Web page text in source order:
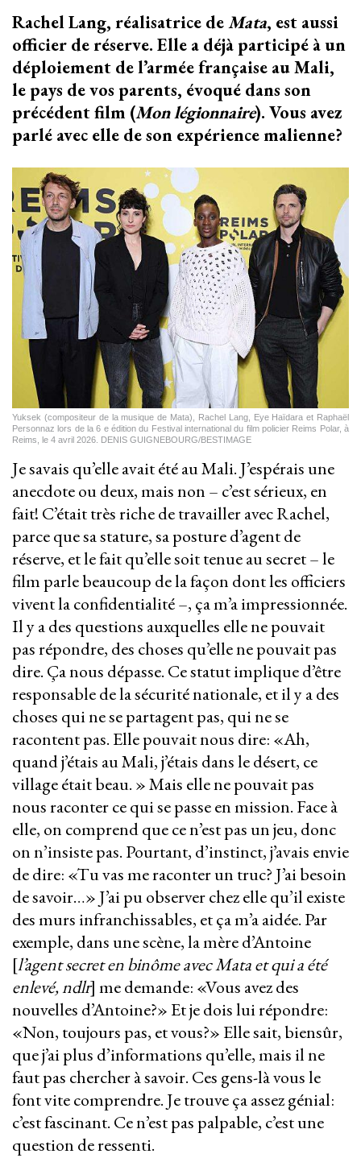
Rachel Lang, réalisatrice deMata, est aussi
officier de réserve. Elle a déjà participé à un
déploiement de l’armée française au Mali,
le pays de vos parents, évoqué dans son
précédent film (Mon légionnaire). Vous avez
parlé avec elle de son expérience malienne?
Yuksek (compositeur de la musique de Mata), Rachel Lang, Eye Haïdara et Raphaël
Personnaz lors de la 6 e édition du Festival international du film policier Reims Polar, à
Reims, le 4 avril 2026. DENIS GUIGNEBOURG/BESTIMAGE
Je savais qu’elle avait été au Mali. J’espérais une
anecdote ou deux, mais non – c’est sérieux, en
fait! C’était très riche de travailler avec Rachel,
parce que sa stature, sa posture d’agent de
réserve, et le fait qu’elle soit tenue au secret – le
film parle beaucoup de la façon dont les officiers
vivent la confidentialité –, ça m’a impressionnée.
Il y a des questions auxquelles elle ne pouvait
pas répondre, des choses qu’elle ne pouvait pas
dire. Ça nous dépasse. Ce statut implique d’être
responsable de la sécurité nationale, et il y a des
choses qui ne se partagent pas, qui ne se
racontent pas. Elle pouvait nous dire: «Ah,
quand j’étais au Mali, j’étais dans le désert, ce
village était beau. » Mais elle ne pouvait pas
nous raconter ce qui se passe en mission. Face à
elle, on comprend que ce n’est pas un jeu, donc
on n’insiste pas. Pourtant, d’instinct, j’avais envie
de dire: «Tu vas me raconter un truc? J’ai besoin
de savoir…» J’ai pu observer chez elle qu’il existe
des murs infranchissables, et ça m’a aidée. Par
exemple, dans une scène, la mère d’Antoine
[l’agent secret en binôme avec Mata et qui a été
enlevé, ndlr] me demande: «Vous avez des
nouvelles d’Antoine?» Et je dois lui répondre:
«Non, toujours pas, et vous?» Elle sait, biensûr,
que j’ai plus d’informations qu’elle, mais il ne
faut pas chercher à savoir. Ces gens-là vous le
font vite comprendre. Je trouve ça assez génial:
c’est fascinant. Ce n’est pas palpable, c’est une
question de ressenti.